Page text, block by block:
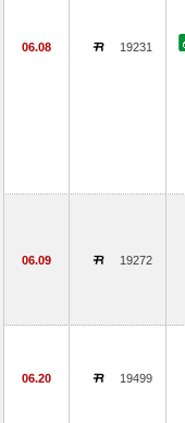
06.08 19231
06.09 19272
06.20 19499